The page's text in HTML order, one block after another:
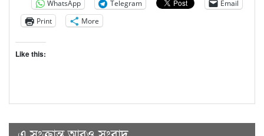
WhatsApp Telegram
Email
Print
More
Like this: